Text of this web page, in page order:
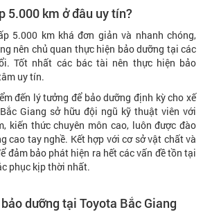
5.000 km ở đâu uy tín?
5.000 km khá đơn giản và nhanh chóng,
nên chủ quan thực hiện bảo dưỡng tại các
Tốt nhất các bác tài nên thực hiện bảo
uy tín.
đến lý tưởng để bảo dưỡng định kỳ cho xế
Giang sở hữu đội ngũ kỹ thuật viên với
kiến thức chuyên môn cao, luôn được đào
cao tay nghề. Kết hợp với cơ sở vật chất và
đảm bảo phát hiện ra hết các vấn đề tồn tại
phục kịp thời nhất.
dưỡng tại Toyota Bắc Giang